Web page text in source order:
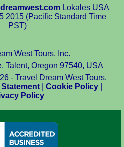
Lokales USA
2015 (Pacific Standard Time
PST)
West Tours, Inc.
Talent, Oregon 97540, USA
- Travel Dream West Tours,
|Cookie Policy
Policy